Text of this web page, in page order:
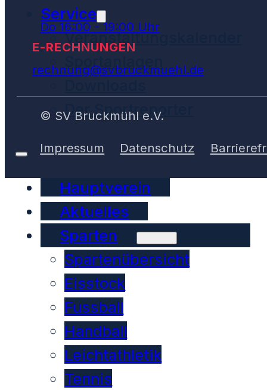
Service
Veranstaltungskalender
Sportanlagen
Der Sportreporter
Hauptverein
Aktuelles
Sparten
Spartenübersicht
Eisstock
Fussball
Handball
Leichtathletik
Tennis
Do 16:00 - 19:00 Uhr
E-RECHNUNGEN
rechnung@svbruckmuehl.de
© SV Bruckmühl e.V.
Impressum Datenschutz